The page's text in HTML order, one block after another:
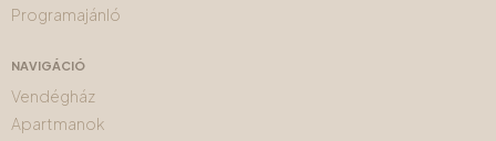
Programajánló
NAVIGÁCIÓ
Vendégház
Apartmanok